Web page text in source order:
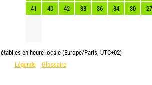
41
40 42 38 36 34 30 27
en heure locale (Europe/Paris, UTC+02)
Légende
Glossaire